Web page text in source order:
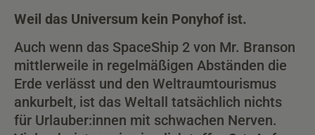
Weil das Universum kein Ponyhof ist.
Auch wenn das SpaceShip 2 von Mr. Branson
mittlerweile in regelmäßigen Abständen die
Erde verlässt und den Weltraumtourismus
ankurbelt, ist das Weltall tatsächlich nichts
für Urlauber:innen mit schwachen Nerven.